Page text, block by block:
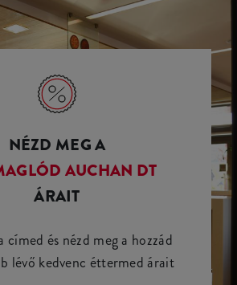
NÉZD MEG A
AUCHAN DT
ÁRAIT
címed és nézd meg a hozzád
lévő kedvenc éttermed árait